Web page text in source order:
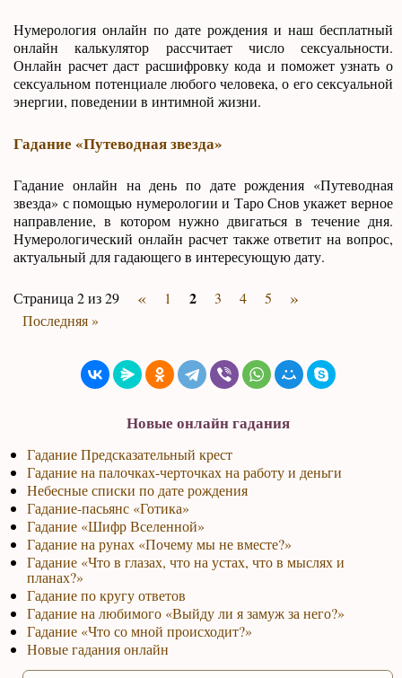
Нумерология онлайн по дате рождения и наш бесплатный
онлайн калькулятор рассчитает число сексуальности.
Онлайн расчет даст расшифровку кода и поможет узнать о
сексуальном потенциале любого человека, о его сексуальной
энергии, поведении в интимной жизни.
Гадание «Путеводная звезда»
Гадание онлайн на день по дате рождения «Путеводная
звезда» с помощью нумерологии и Таро Снов укажет верное
направление, в котором нужно двигаться в течение дня.
Нумерологический онлайн расчет также ответит на вопрос,
актуальный для гадающего в интересующую дату.
Страница 2 из 29 « 1 2 3 4 5 »
Последняя »
Новые онлайн гадания
Гадание Предсказательный крест
Гадание на палочках-черточках на работу и деньги
Небесные списки по дате рождения
Гадание-пасьянс «Готика»
Гадание «Шифр Вселенной»
Гадание на рунах «Почему мы не вместе?»
Гадание «Что в глазах, что на устах, что в мыслях и
планах?»
Гадание по кругу ответов
Гадание на любимого «Выйду ли я замуж за него?»
Гадание «Что со мной происходит?»
Новые гадания онлайн